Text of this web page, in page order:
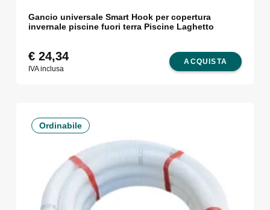
Gancio universale Smart Hook per copertura
invernale piscine fuori terra Piscine Laghetto
ACQUISTA
€24,34
IVA inclusa
Ordinabile